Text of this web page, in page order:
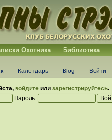
Охотника Библиотека
Календарь Blog Войти
войдите или зарегистрируйтесь.
Пароль: